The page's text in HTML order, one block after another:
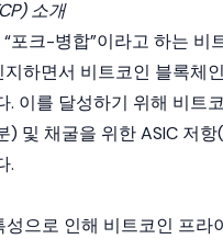
소개
포크-병합”이라고 하는 비
하면서 비트코인 블록체인
. 이를 달성하기 위해 비트
) 및 채굴을 위한 ASIC 저
.
으로 인해 비트코인 프라